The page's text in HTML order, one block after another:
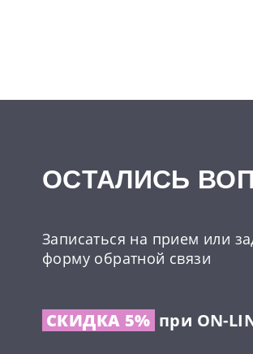
ОCТАЛИСЬ
Записаться на прием или
форму обратной связи
СКИДКА 5% при ON-